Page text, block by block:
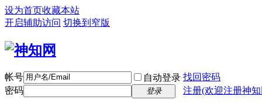
设为首页收藏本站
开启辅助访问 切换到窄版
帐号 自动登录 找回密码
密码
登录 注册(欢迎注册神